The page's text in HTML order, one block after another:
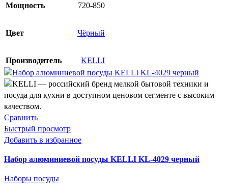
Мощность 720-850
Цвет Чёрный
Производитель KELLI
Сравнить
Быстрый просмотр
Добавить в избранное
Набор алюминиевой посуды KELLI KL-4029 черный
Наборы посуды